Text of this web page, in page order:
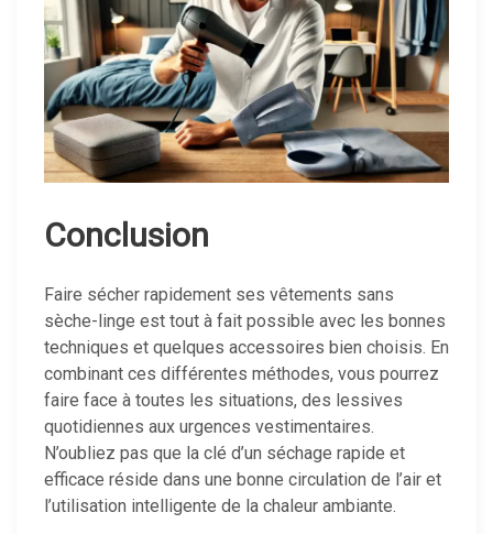
Conclusion
Faire sécher rapidement ses vêtements sans
sèche-linge est tout à fait possible avec les bonnes
techniques et quelques accessoires bien choisis. En
combinant ces différentes méthodes, vous pourrez
faire face à toutes les situations, des lessives
quotidiennes aux urgences vestimentaires.
N’oubliez pas que la clé d’un séchage rapide et
efficace réside dans une bonne circulation de l’air et
l’utilisation intelligente de la chaleur ambiante.